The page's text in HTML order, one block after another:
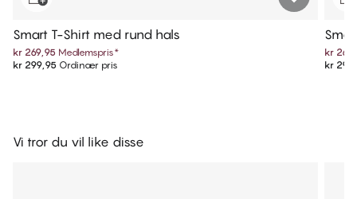
Smart T-Shirt med rund hals
kr 269,95 Medlemspris*
kr 299,95 Ordinær pris
kr
kr
Vi tror du vil like disse